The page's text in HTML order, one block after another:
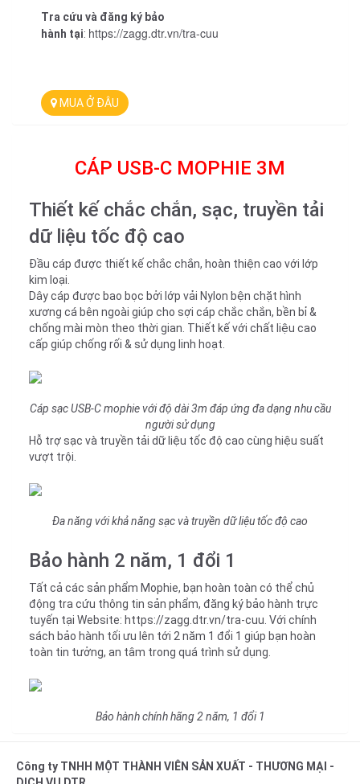
Tra cứu và đăng ký bảo
hành tại: https://zagg.dtr.vn/tra-cuu
MUA Ở ĐÂU
CÁP USB-C MOPHIE 3M
Thiết kế chắc chắn, sạc, truyền tải
dữ liệu tốc độ cao
Đầu cáp được thiết kế chắc chắn, hoàn thiện cao với lớp
kim loại.
Dây cáp được bao bọc bởi lớp vải Nylon bện chặt hình
xương cá bên ngoài giúp cho sợi cáp chắc chắn, bền bỉ &
chống mài mòn theo thời gian. Thiết kế với chất liệu cao
cấp giúp chống rối & sử dụng linh hoạt.
Cáp sạc USB-C mophie với độ dài 3m đáp ứng đa dạng nhu cầu
người sử dụng
Hỗ trợ sạc và truyền tải dữ liệu tốc độ cao cùng hiệu suất
vượt trội.
Đa năng với khả năng sạc và truyền dữ liệu tốc độ cao
Bảo hành 2 năm, 1 đổi 1
Tất cả các sản phẩm Mophie, bạn hoàn toàn có thể chủ
động tra cứu thông tin sản phẩm, đăng ký bảo hành trực
tuyến tại Website: https://zagg.dtr.vn/tra-cuu. Với chính
sách bảo hành tối ưu lên tới 2 năm 1 đổi 1 giúp bạn hoàn
toàn tin tưởng, an tâm trong quá trình sử dụng.
Bảo hành chính hãng 2 năm, 1 đổi 1
Công ty TNHH MỘT THÀNH VIÊN SẢN XUẤT - THƯƠNG MẠI -